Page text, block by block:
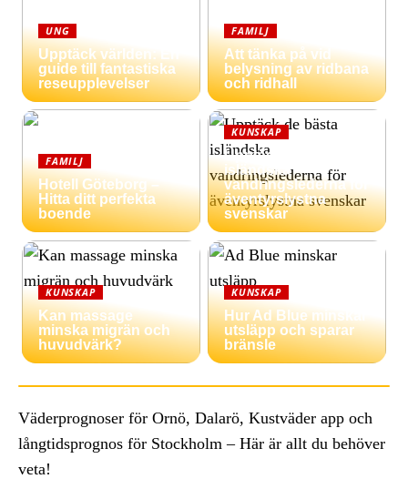
UNG
Upptäck världen: En
guide till fantastiska
reseupplevelser
FAMILJ
Att tänka på vid
belysning av ridbana
och ridhall
FAMILJ
Hotell Göteborg –
Hitta ditt perfekta
boende
KUNSKAP
Upptäck de bästa
isländska
vandringslederna för
äventyrslystna
svenskar
KUNSKAP
Kan massage
minska migrän och
huvudvärk?
KUNSKAP
Hur Ad Blue minskar
utsläpp och sparar
bränsle
Väderprognoser för Ornö, Dalarö, Kustväder app och
långtidsprognos för Stockholm – Här är allt du behöver
veta!